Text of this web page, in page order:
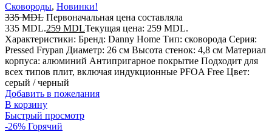
Сковороды, Новинки!
335MDL Первоначальная цена составляла
335 MDL.259 MDLТекущая цена: 259 MDL.
Характеристики: Бренд: Danny Home Тип: сковорода Серия:
Pressed Frypan Диаметр: 26 см Высота стенок: 4,8 см Материал
корпуса: алюминий Антипригарное покрытие Подходит для
всех типов плит, включая индукционные PFOA Free Цвет:
серый / черный
Добавить в пожелания
В корзину
Быстрый просмотр
-26% Горячий